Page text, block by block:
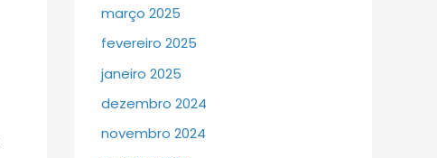
março 2025
fevereiro 2025
janeiro 2025
dezembro 2024
novembro 2024